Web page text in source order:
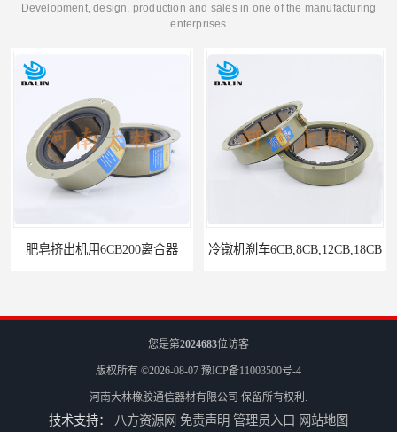
Development, design, production and sales in one of the manufacturing
enterprises
肥皂挤出机用6CB200离合器 冷镦机刹车6CB,8CB,12CB,18CB
您是第2024683位访客
版权所有 ©2026-08-07 豫ICP备11003500号-4
河南大林橡胶通信器材有限公司 保留所有权利.
技术支持： 八方资源网 免责声明 管理员入口 网站地图